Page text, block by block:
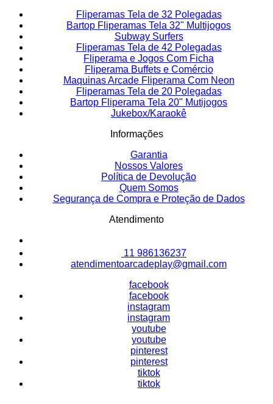
Fliperamas Tela de 32 Polegadas
Bartop Fliperamas Tela 32" Multijogos
Subway Surfers
Fliperamas Tela de 42 Polegadas
Fliperama e Jogos Com Ficha
Fliperama Buffets e Comércio
Maquinas Arcade Fliperama Com Neon
Fliperamas Tela de 20 Polegadas
Bartop Fliperama Tela 20" Mutijogos
Jukebox/Karaokê
Informações
Garantia
Nossos Valores
Política de Devolução
Quem Somos
Segurança de Compra e Proteção de Dados
Atendimento
11 986136237
atendimentoarcadeplay@gmail.com
facebook
facebook
instagram
instagram
youtube
youtube
pinterest
pinterest
tiktok
tiktok